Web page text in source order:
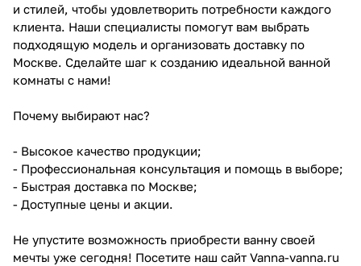
и стилей, чтобы удовлетворить потребности каждого
клиента. Наши специалисты помогут вам выбрать
подходящую модель и организовать доставку по
Москве. Сделайте шаг к созданию идеальной ванной
комнаты с нами!
Почему выбирают нас?
- Высокое качество продукции;
- Профессиональная консультация и помощь в выборе;
- Быстрая доставка по Москве;
- Доступные цены и акции.
Не упустите возможность приобрести ванну своей
мечты уже сегодня! Посетите наш сайт Vanna-vanna.ru